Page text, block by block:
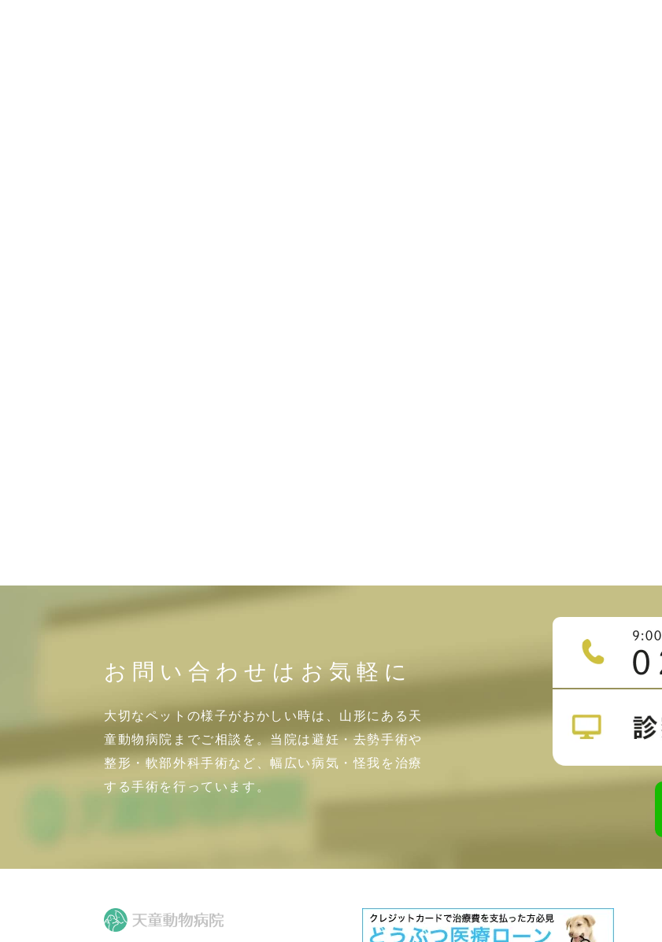
お問い合わせはお気軽に
大切なペットの様子がおかしい時は、山形にある天
童動物病院までご相談を。当院は避妊・去勢手術や
整形・軟部外科手術など、幅広い病気・怪我を治療
する手術を行っています。